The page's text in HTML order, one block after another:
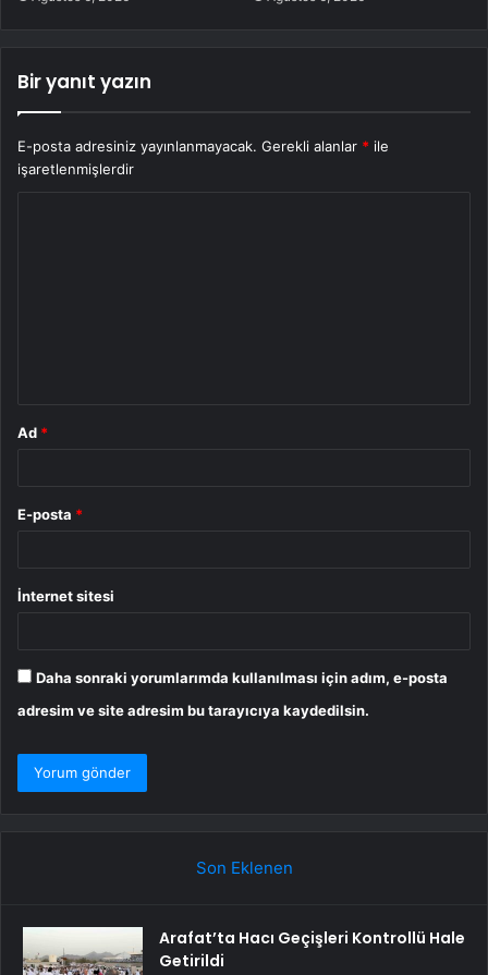
Bir yanıt yazın
E-posta adresiniz yayınlanmayacak. Gerekli alanlar * ile
işaretlenmişlerdir
Ad *
E-posta *
İnternet sitesi
Daha sonraki yorumlarımda kullanılması için adım, e-posta
adresim ve site adresim bu tarayıcıya kaydedilsin.
Son Eklenen
Arafat’ta Hacı Geçişleri Kontrollü Hale
Getirildi